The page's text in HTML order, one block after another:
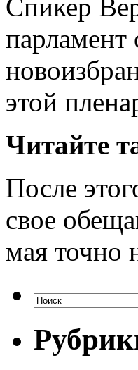
Спикер
парламент
этой
Читайте
После
свое
мая точно